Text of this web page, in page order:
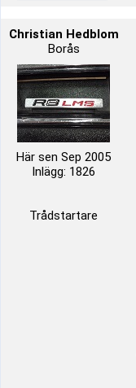
Christian Hedblom
Borås
Här sen Sep 2005
Inlägg: 1826
Trådstartare